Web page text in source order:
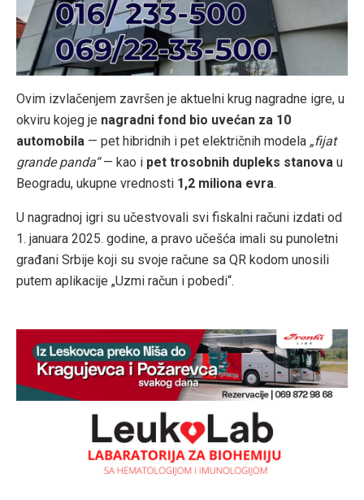
Ovim izvlačenjem završen je aktuelni krug nagradne igre, u
okviru kojeg je nagradni fond bio uvećan za 10
automobila — pet hibridnih i pet električnih modela „fijat
grande panda“— kao i pet trosobnih dupleks stanova u
Beogradu, ukupne vrednosti 1,2 miliona evra.
U nagradnoj igri su učestvovali svi fiskalni računi izdati od
1. januara 2025. godine, a pravo učešća imali su punoletni
građani Srbije koji su svoje račune sa QR kodom unosili
putem aplikacije „Uzmi račun i pobedi“.